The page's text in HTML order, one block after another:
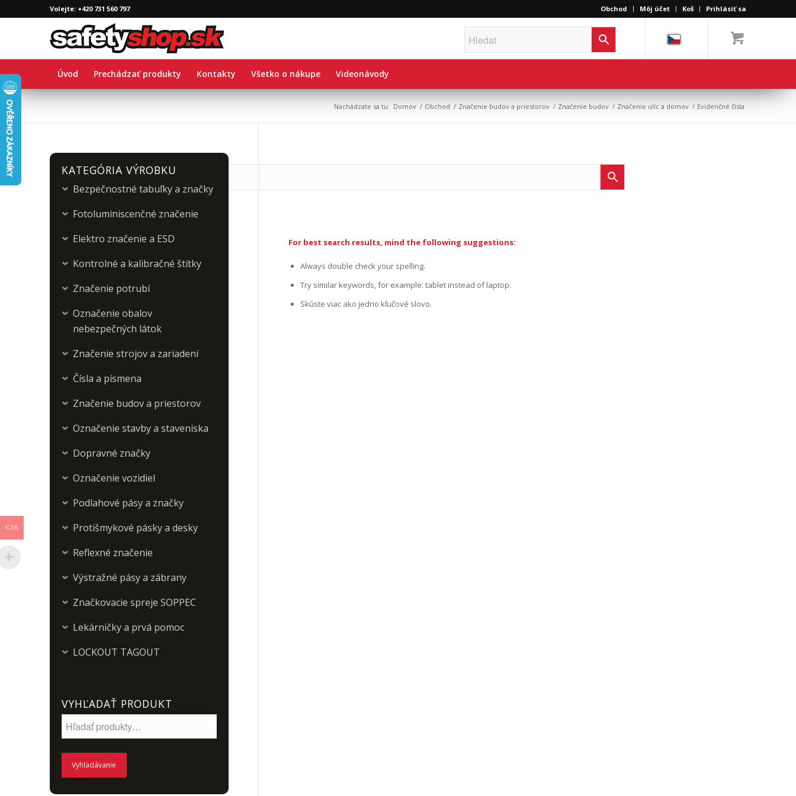
Obchod Môj účet Koš Prihlásiť sa
Volejte: +420 731 560 797
Úvod Prechádzať produkty Kontakty Všetko o nákupe Videonávody
Nachádzate sa tu: Domov / Obchod / Značenie budov a priestorov / Značenie budov / Značenie ulíc a domov / Evidenčné čísla
Nič sa nenašlo
For best search results, mind the following suggestions:
Always double check your spelling.
Try similar keywords, for example: tablet instead of laptop.
Skúste viac ako jedno kľučové slovo.
KATEGÓRIA VÝROBKU
›Bezpečnostné tabuľky a značky
›Fotoluminiscenčné značenie
›Elektro značenie a ESD
›Kontrolné a kalibračné štítky
›Značenie potrubí
›Označenie obalov
nebezpečných látok
›Značenie strojov a zariadení
›Čísla a písmena
›Značenie budov a priestorov
›Označenie stavby a staveniska
›Dopravné značky
›Označenie vozidiel
›Podlahové pásy a značky
›Protišmykové pásky a desky
›Reflexné značenie
›Výstražné pásy a zábrany
›Značkovacie spreje SOPPEC
›Lekárničky a prvá pomoc
›LOCKOUT TAGOUT
VYHĽADAŤ PRODUKT
Vyhľadávanie
CZK